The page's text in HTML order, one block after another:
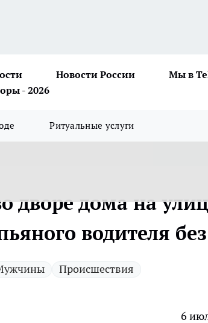
Новости России Мы в
- 2026
Ритуальные услуги
дворе дома на
водителя
Происшествия
6